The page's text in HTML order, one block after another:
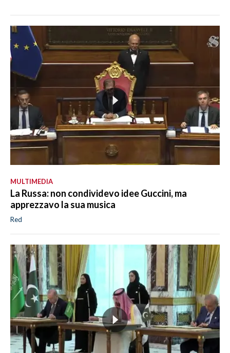
MULTIMEDIA
La Russa: non condividevo idee Guccini, ma
apprezzavo la sua musica
Red